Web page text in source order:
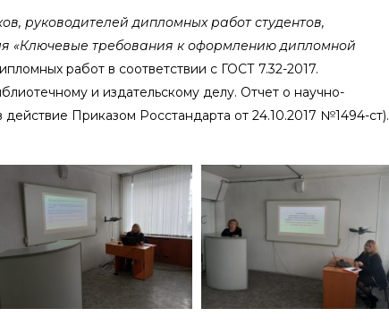
руководителей дипломных работ студентов,
«Ключевые требования к оформлению дипломной
работ в соответствии с ГОСТ 7.32-2017.
и издательскому делу. Отчет о научно-
Приказом Росстандарта от 24.10.2017 №1494-ст).